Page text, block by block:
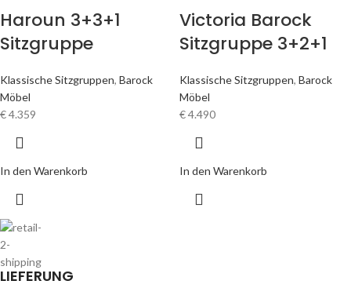
Haroun 3+3+1
Sitzgruppe
Klassische Sitzgruppen, Barock
Möbel
€4.359
In den Warenkorb
Victoria Barock
Sitzgruppe 3+2+1
Klassische Sitzgruppen, Barock
Möbel
€4.490
In den Warenkorb
LIEFERUNG